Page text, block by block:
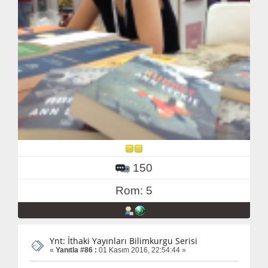
150
Rom: 5
Ynt: İthaki Yayınları Bilimkurgu Serisi
« Yanıtla #86 : 01 Kasım 2016, 22:54:44 »